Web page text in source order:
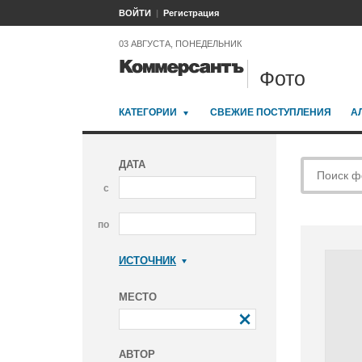
ВОЙТИ Регистрация
03 АВГУСТА, ПОНЕДЕЛЬНИК
Фото
КАТЕГОРИИ СВЕЖИЕ ПОСТУПЛЕНИЯ
ДАТА
с
по
ИСТОЧНИК
МЕСТО
АВТОР